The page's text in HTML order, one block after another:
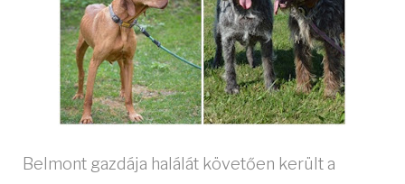
Belmont gazdája halálát követően került a